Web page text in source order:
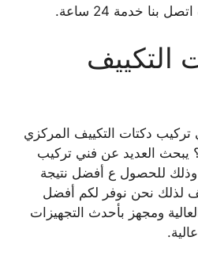
بنا خدمة 24 ساعة.
التكييف
دكتات التكييف المركزي
يبحث العديد عن فني تركيب
وذلك للحصول ع أفضل نتيجة
لذلك نحن نوفر لكم أفضل
ومجهز بأحدث التجهيزات